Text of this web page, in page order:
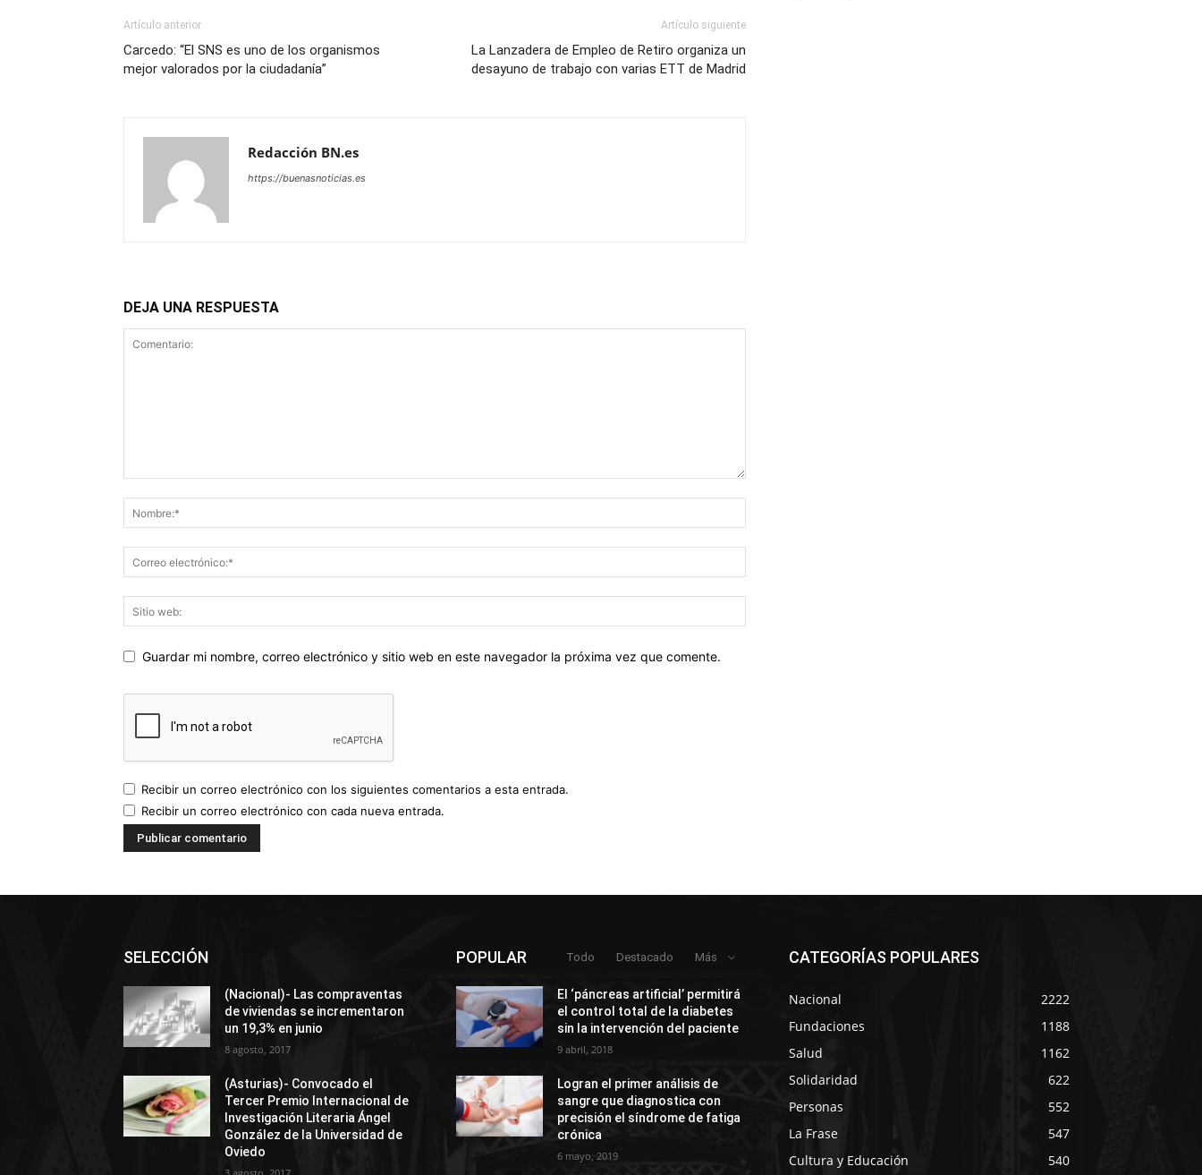
Artículo anterior
Carcedo: “El SNS es uno de los organismos
mejor valorados por la ciudadanía”
Artículo siguiente
La Lanzadera de Empleo de Retiro organiza un
desayuno de trabajo con varias ETT de Madrid
Redacción BN.es
https://buenasnoticias.es
DEJA UNA RESPUESTA
Guardar mi nombre, correo electrónico y sitio web en este navegador la próxima vez que comente.
Recibir un correo electrónico con los siguientes comentarios a esta entrada.
Recibir un correo electrónico con cada nueva entrada.
SELECCIÓN
(Nacional)- Las compraventas
de viviendas se incrementaron
un 19,3% en junio
8 agosto, 2017
(Asturias)- Convocado el
Tercer Premio Internacional de
Investigación Literaria Ángel
González de la Universidad de
Oviedo
POPULAR Todo Destacado Más
El ‘páncreas artificial’ permitirá
el control total de la diabetes
sin la intervención del paciente
9 abril, 2018
Logran el primer análisis de
sangre que diagnostica con
precisión el síndrome de fatiga
crónica
6 mayo, 2019
CATEGORÍAS POPULARES
Nacional
2222
Fundaciones
1188
Salud
1162
Solidaridad
622
Personas
552
La Frase
547
Cultura y Educación
540